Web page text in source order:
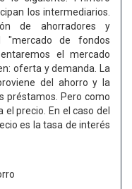
los intermediarios.
de ahorradores y
"mercado de fondos
el mercado
oferta y demanda. La
del ahorro y la
préstamos. Pero como
precio. En el caso del
es la tasa de interés